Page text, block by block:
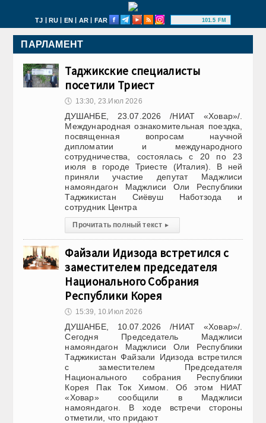
TJ | RU | EN | AR | FAR 101.5 FM
ПАРЛАМЕНТ
Таджикские специалисты
посетили Триест
🕔 13:30, 23.Июл 2026
ДУШАНБЕ, 23.07.2026 /НИАТ «Ховар»/.
Международная ознакомительная поездка,
посвященная вопросам научной
дипломатии и международного
сотрудничества, состоялась с 20 по 23
июля в городе Триесте (Италия). В ней
приняли участие депутат Маджлиси
намояндагон Маджлиси Оли Республики
Таджикистан Сиёвуш Наботзода и
сотрудник Центра
Прочитать полный текст ▸
Файзали Идизода встретился с
заместителем председателя
Национального Собрания
Республики Корея
🕔 15:39, 10.Июл 2026
ДУШАНБЕ, 10.07.2026 /НИАТ «Ховар»/.
Сегодня Председатель Маджлиси
намояндагон Маджлиси Оли Республики
Таджикистан Файзали Идизода встретился
с заместителем Председателя
Национального собрания Республики
Корея Пак Ток Химом. Об этом НИАТ
«Ховар» сообщили в Маджлиси
намояндагон. В ходе встречи стороны
отметили, что придают